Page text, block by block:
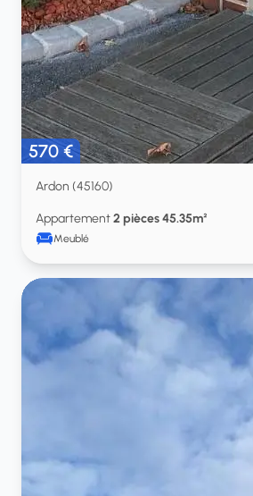
570 €
Ardon (45160)
Appartement2 pièces 45.35m²
Meublé